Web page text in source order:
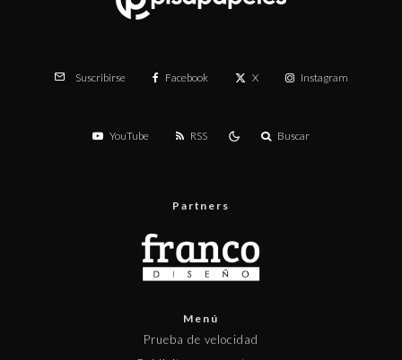
Suscribirse Facebook X Instagram
YouTube RSS Buscar
Partners
Menú
Prueba de velocidad